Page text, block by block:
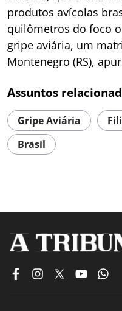
produtos avícolas
quilômetros do foco
gripe aviária, um
Montenegro (RS),
Assuntos
Gripe Aviária
Brasil